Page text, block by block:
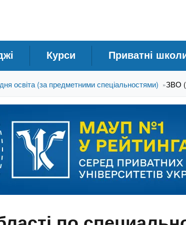
Курси Приватні
освіта (за предметними спеціальностями) »ЗВО